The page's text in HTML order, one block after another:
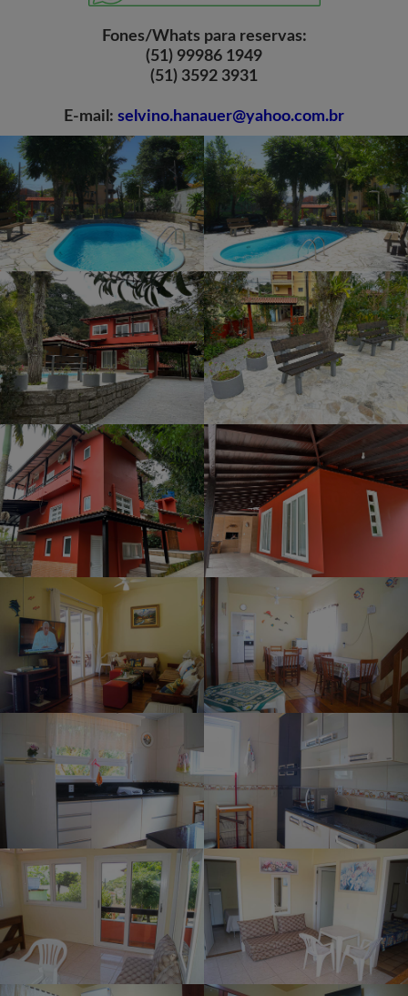
Fones/Whats para reservas:
(51) 99986 1949
(51) 3592 3931
E-mail: selvino.hanauer@yahoo.com.br